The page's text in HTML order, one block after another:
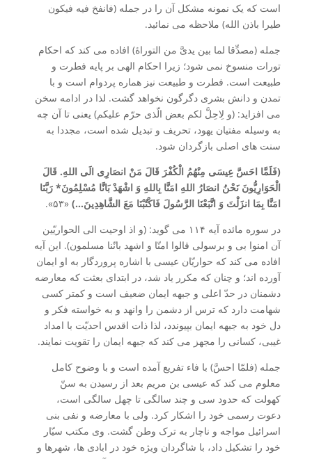
است که یک نمونه مشکل آن را در جمله (فانفخ فیه فیکون
طیرا باذن الله) ملاحظه می نمائید.
جمله (مصدِّقا لما بین یدیَّ من التوراۀ) افاده می کند که احکام
تورات منسوخ نمی شود؛ زیرا احکام الهی بر پایه فطرت و
طبیعت است. فطرت و طبیعت نیز هماره پردوام است و با
تمدن و دانش بشری دگرگون نخواهد گشت. لذا در ادامه سخن
می افزاید: (و لِاحِلَّ لکم بعض الّذی حرّم علیکم) یعنی تا آن چه
به وسیله مفتیان یهود، تحریف و تبدیل شده است، مجددا به
سنت های اصلی بازگردان شود.
(فَلَمَّا احَسَّ عِیسَی مِنْهُمُ الْکُفْرَ قَالَ مَنْ انصَارِی الَی اللهِ. قَالَ
الْحَوَارِیُّونَ نَحْنُ انصَارُ اللهِ امَنَّا بِاللهِ وَ اشْهَدْ بَانَّا مُسْلِمُونَ* رَبَّنَا
امَنَّا بِمَا انزَلْتَ وَ اتَّبَعْنَا الرَّسُولَ فَاکْتُبْنَا مَعَ الشَّاهِدِینَ…) «۵۳».
در سوره مائده آیه ۱۱۴ می گوید: (و اذ اوحیت الی الحواریّین
آن امنوا بی و برسولی قالوا امنّا و اشهد بانّنا مسلمون). این آیه
افاده می کند که حواریّان عیسی با اشاره پروردگار به او ایمان
آورده اند؛ و چنان که مکرر یاد شد، در ابتدای بعثت که معارضه
دشمنان در حدّ اعلی و جبهه ایمان ضعیف است و کمتر کسی
شهامت دارد که ترس از دشمن را وانهد و به خواسته فکر و
دل خود به جبهه ایمان بپیوندد، لذا ذات اقدس احدیّت با امداد
غیبی، کسانی را مجهز می کند که جبهه ایمان را تقویت نمایند.
جمله (فلمّا احسَّ) با فاء تفریع آمده است و با وضوح کامل
معلوم می کند که عیسی بن مریم بعد از رسیدن به سنّ
کهولت که حدود سی و چند سالگی تا چهل سالگی است،
دعوت رسمی خود را اشکار کرد. ولی با معارضه و نفی بنی
اسرائیل مواجه و ناچار به ترک وطن گشت. وی مکتب سیّار
خود را تشکیل داد، با شاگردان ویژه خود در ابادی ها، شهرها و